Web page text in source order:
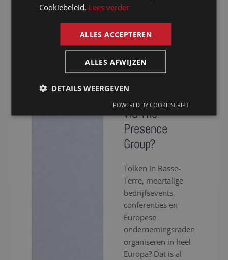
Waarom kiezen
voor een tolk
via The
Presence
Group?
Tolken in Basse-
Terre, meertalige
bedrijfsevents,
conferenties en
Europese
ondernemingsraden
organiseren in heel
Europa? Dat is al
Cookiebeleid. Lees verder
ALLES ACCEPTEREN
ALLES AFWIJZEN
DETAILS WEERGEVEN
POWERED BY COOKIESCRIPT